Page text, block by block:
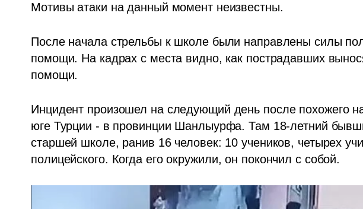
Мотивы атаки на данный момент неизвестны.
После начала стрельбы к школе были направлены силы
помощи. На кадрах с места видно, как пострадавших
помощи.
Инцидент произошел на следующий день после похожего
юге Турции - в провинции Шанлыурфа. Там 18-летний
старшей школе, ранив 16 человек: 10 учеников, четырех
полицейского. Когда его окружили, он покончил с собой.